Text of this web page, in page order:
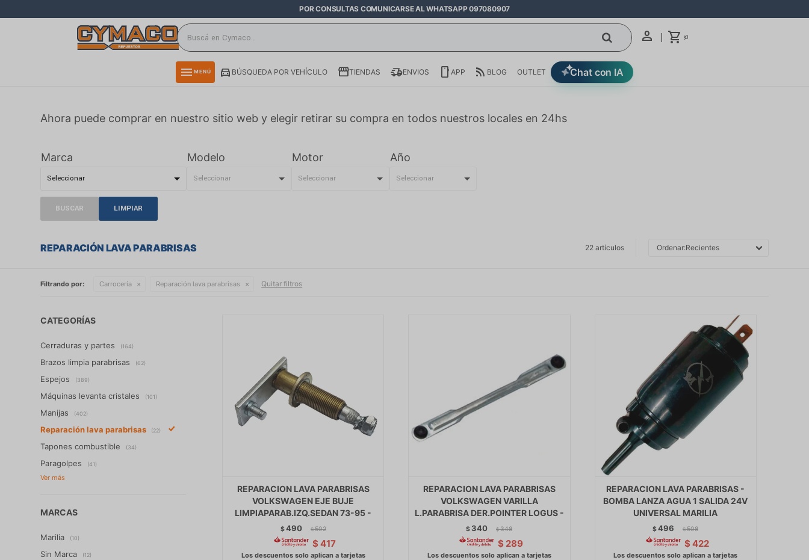
POR CONSULTAS COMUNICARSE AL WHATSAPP 097080907
$0
menu MENÚ Chat con IA
BÚSQUEDA POR VEHÍCULO TIENDAS ENVIOS APP BLOG OUTLET
Ahora puede comprar en nuestro sitio web y elegir retirar su compra en todos nuestros locales en 24hs
Marca Modelo Motor Año
BUSCAR LIMPIAR
REPARACIÓN LAVA PARABRISAS 22 artículos Recientes
Filtrando por: Carrocería Reparación lava parabrisas Quitar filtros
REPARACION LAVA PARABRISAS
VOLKSWAGEN EJE BUJE
LIMPIAPARAB.IZQ.SEDAN 73-95 -
$490 $ 502
$ 417
REPARACION LAVA PARABRISAS
VOLKSWAGEN VARILLA
L.PARABRISA DER.POINTER LOGUS -
$ 340 $ 348
$ 289
REPARACION LAVA PARABRISAS -
BOMBA LANZA AGUA 1 SALIDA 24V
UNIVERSAL MARILIA
$496 $ 508
$ 422
CATEGORÍAS
Cerraduras y partes (164)
Brazos limpia parabrisas (62)
Espejos (389)
Máquinas levanta cristales (101)
Manijas (402)
Reparación lava parabrisas (22)
Tapones combustible (34)
Paragolpes (41)
MARCAS
Marilia (10)
Sin Marca (12)
close
directions_car
smartphone